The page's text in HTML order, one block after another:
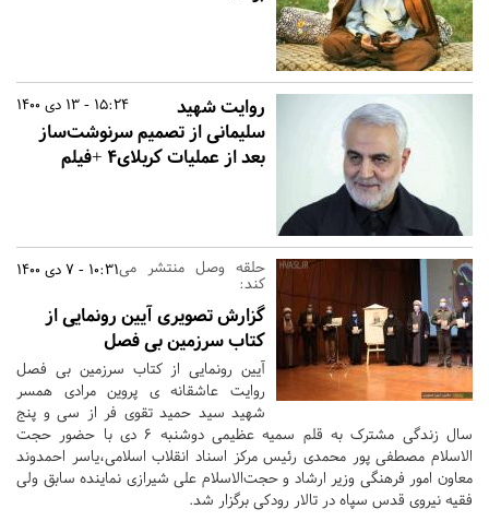
15:24 - 13 دی 1400
روایت شهید
سلیمانی از تصمیم سرنوشت‌ساز
بعد از عملیات کربلای۴ +فیلم
10:31 - 7 دی 1400حلقه وصل منتشر می
کند:
گزارش تصویری آیین رونمایی از
کتاب سرزمین بی فصل
آیین رونمایی از کتاب سرزمین بی فصل
روایت عاشقانه ی پروین مرادی همسر
شهید سید حمید تقوی فر از سی و پنج
سال زندگی مشترک به قلم سمیه عظیمی دوشنبه ۶ دی با حضور حجت
الاسلام مصطفی پور محمدی رئیس مرکز اسناد انقلاب اسلامی،یاسر احمدوند
معاون امور فرهنگی وزیر ارشاد و حجت‌الاسلام علی شیرازی نماینده سابق ولی
فقیه نیروی قدس سپاه در تالار رودکی برگزار شد.